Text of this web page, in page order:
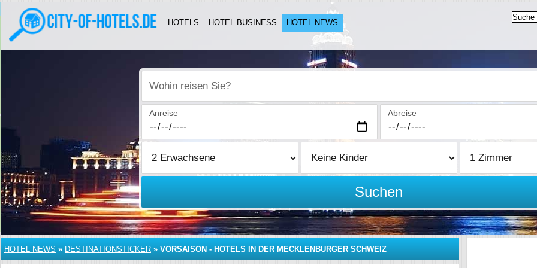
HOTELS HOTEL BUSINESS HOTEL NEWS
Wohin reisen Sie?
Anreise Abreise
Suchen
HOTEL NEWS » DESTINATIONSTICKER » VORSAISON - HOTELS IN DER MECKLENBURGER SCHWEIZ